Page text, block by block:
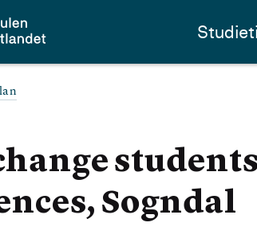
Sogndal